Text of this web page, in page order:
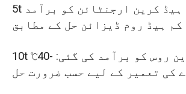
5t پریمیم اوور ہیڈ کرین ارجنٹائن کو برآمد
کم ہیڈ روم ڈیزائن حل کے مطابق
10t گینٹری کرین روس کو برآمد کی گئی: -40℃
کی تعمیر کے لیے حسب ضرورت حل